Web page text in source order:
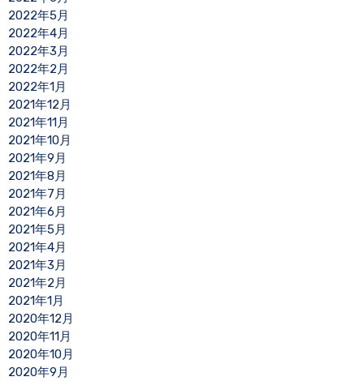
2022年5月
2022年4月
2022年3月
2022年2月
2022年1月
2021年12月
2021年11月
2021年10月
2021年9月
2021年8月
2021年7月
2021年6月
2021年5月
2021年4月
2021年3月
2021年2月
2021年1月
2020年12月
2020年11月
2020年10月
2020年9月